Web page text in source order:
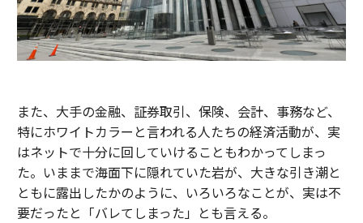
また、大手の金融、証券取引、保険、会計、事務など、
特にホワイトカラーと言われる人たちの経済活動が、実
はネットで十分に回していけることもわかってしまっ
た。いままで海面下に隠れていた岩が、大きな引き潮と
ともに露出したかのように、いろいろなことが、実は不
要だったと「バレてしまった」とも言える。